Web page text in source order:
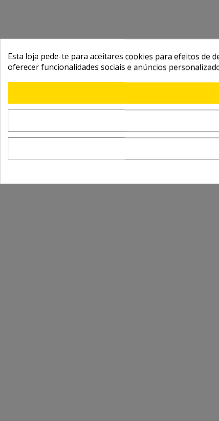
Esta loja pede-te para aceitares cookies para efeitos de
oferecer funcionalidades sociais e anúncios